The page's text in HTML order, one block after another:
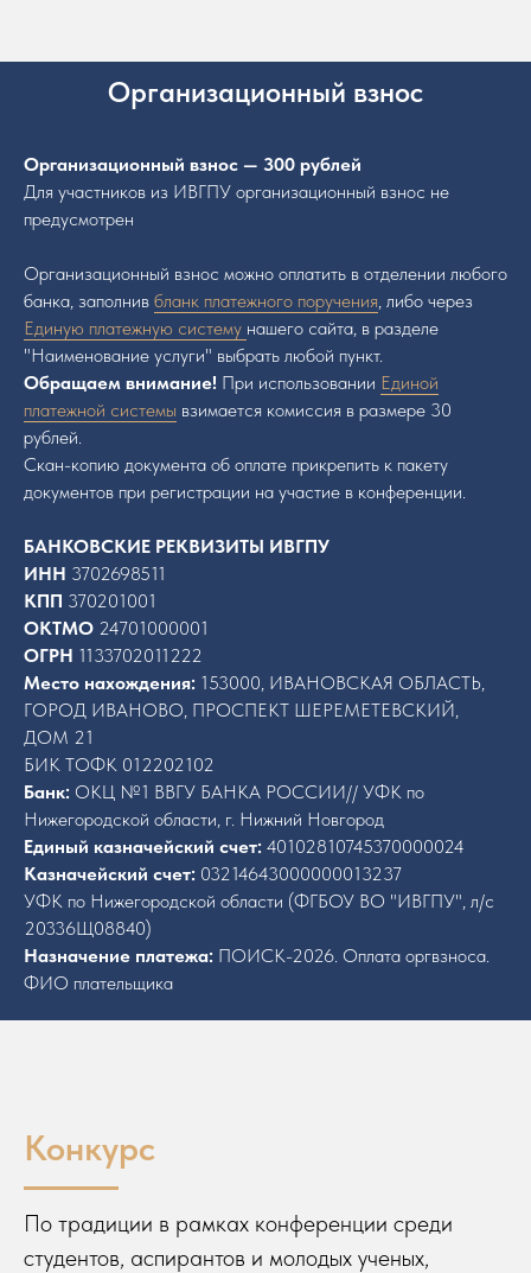
Организационный взнос
Организационный взнос — 300 рублей
Для участников из ИВГПУ организационный взнос не
предусмотрен
Организационный взнос можно оплатить в отделении любого
банка, заполнив бланк платежного поручения , либо через
Единую платежную систему нашего сайта, в разделе
"Наименование услуги" выбрать любой пункт.
Обращаем внимание! При использовании Единой
платежной системы взимается комиссия в размере 30
рублей.
Скан-копию документа об оплате прикрепить к пакету
документов при регистрации на участие в конференции.
БАНКОВСКИЕ РЕКВИЗИТЫ ИВГПУ
ИНН 3702698511
КПП 370201001
ОКТМО 24701000001
ОГРН 1133702011222
Место нахождения: 153000, ИВАНОВСКАЯ ОБЛАСТЬ,
ГОРОД ИВАНОВО, ПРОСПЕКТ ШЕРЕМЕТЕВСКИЙ,
ДОМ 21
БИК ТОФК 012202102
Банк: ОКЦ №1 ВВГУ БАНКА РОССИИ// УФК по
Нижегородской области, г. Нижний Новгород
Единый казначейский счет: 40102810745370000024
Казначейский счет: 03214643000000013237
УФК по Нижегородской области (ФГБОУ ВО "ИВГПУ", л/с
20336Щ08840)
Назначение платежа: ПОИСК-2026. Оплата оргвзноса.
ФИО плательщика
Конкурс
По традиции в рамках конференции среди
студентов, аспирантов и молодых ученых,